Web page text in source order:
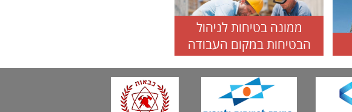
ממונה בטיחות לניהול
הבטיחות במקום העבודה